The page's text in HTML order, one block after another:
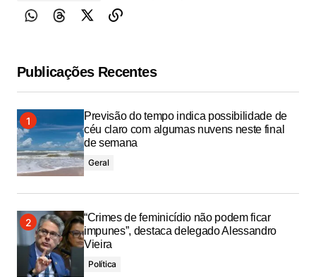
Publicações Recentes
Previsão do tempo indica possibilidade de
céu claro com algumas nuvens neste final
de semana
Geral
“Crimes de feminicídio não podem ficar
impunes”, destaca delegado Alessandro
Vieira
Política